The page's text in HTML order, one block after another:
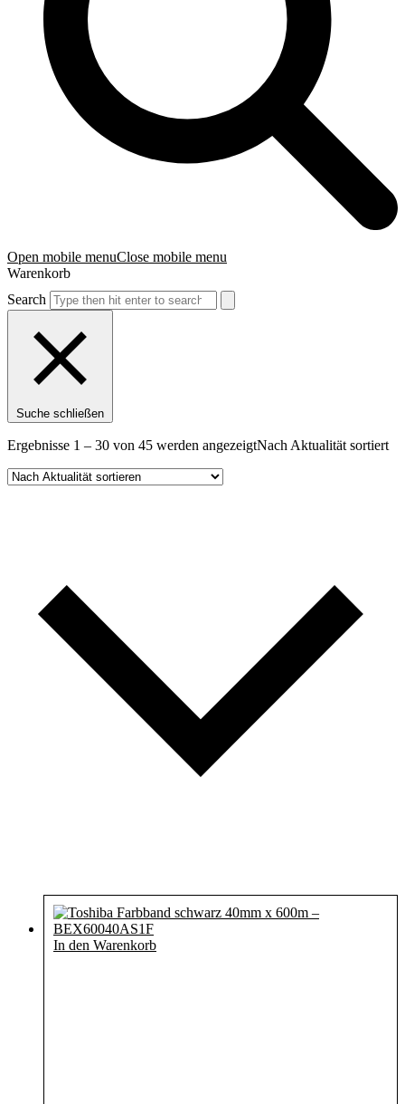
Open mobile menuClose mobile menu
Warenkorb
Search
Suche schließen
Ergebnisse 1 – 30 von 45 werden angezeigtNach Aktualität sortiert
In den Warenkorb